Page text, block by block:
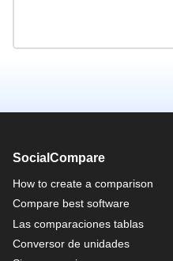
SocialCompare
How to create a comparison
Compare best software
Las comparaciones tablas
Conversor de unidades